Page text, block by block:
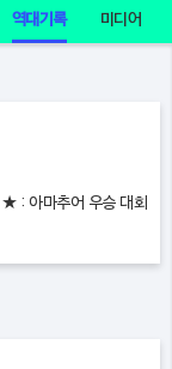
역대기록 미디어
★ : 아마추어 우승 대회